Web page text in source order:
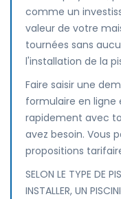
comme un
valeur de votre
tournées sans
l'installation de la
Faire saisir une
formulaire en
rapidement avec
avez besoin. Vous
propositions
SELON LE TYPE DE
INSTALLER, UN